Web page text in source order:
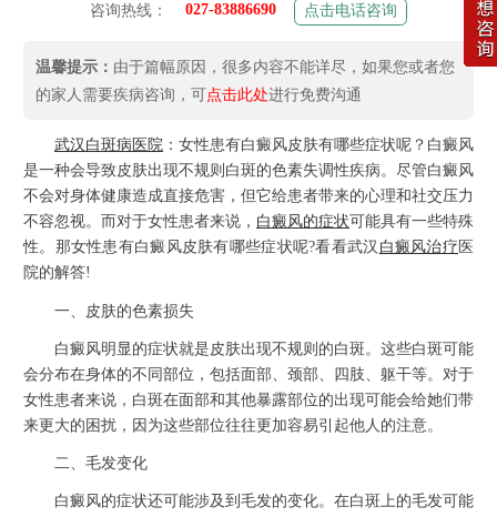
咨询热线： 027-83886690 点击电话咨询
温馨提示： 由于篇幅原因，很多内容不能详尽，如果您或者您
的家人需要疾病咨询，可点击此处进行免费沟通
武汉白斑病医院 ：女性患有白癜风皮肤有哪些症状呢？白癜风
是一种会导致皮肤出现不规则白斑的色素失调性疾病。尽管白癜风
不会对身体健康造成直接危害，但它给患者带来的心理和社交压力
不容忽视。而对于女性患者来说， 白癜风的症状可能具有一些特殊
性。那女性患有白癜风皮肤有哪些症状呢?看看武汉 白癜风治疗 医
院的解答!
一、皮肤的色素损失
白癜风明显的症状就是皮肤出现不规则的白斑。这些白斑可能
会分布在身体的不同部位，包括面部、颈部、四肢、躯干等。对于
女性患者来说，白斑在面部和其他暴露部位的出现可能会给她们带
来更大的困扰，因为这些部位往往更加容易引起他人的注意。
二、毛发变化
白癜风的症状还可能涉及到毛发的变化。在白斑上的毛发可能